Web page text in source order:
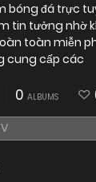
bóng đá trực
tin tưởng nhờ
toàn miễn
cung cấp các
0 ALBUMS